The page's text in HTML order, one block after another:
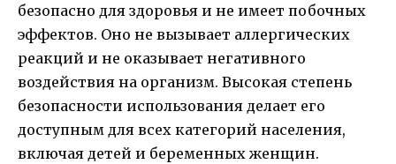
безопасно для здоровья и не имеет побочных
эффектов. Оно не вызывает аллергических
реакций и не оказывает негативного
воздействия на организм. Высокая степень
безопасности использования делает его
доступным для всех категорий населения,
включая детей и беременных женщин.